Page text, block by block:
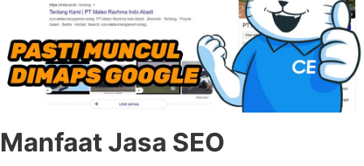
Manfaat Jasa SEO